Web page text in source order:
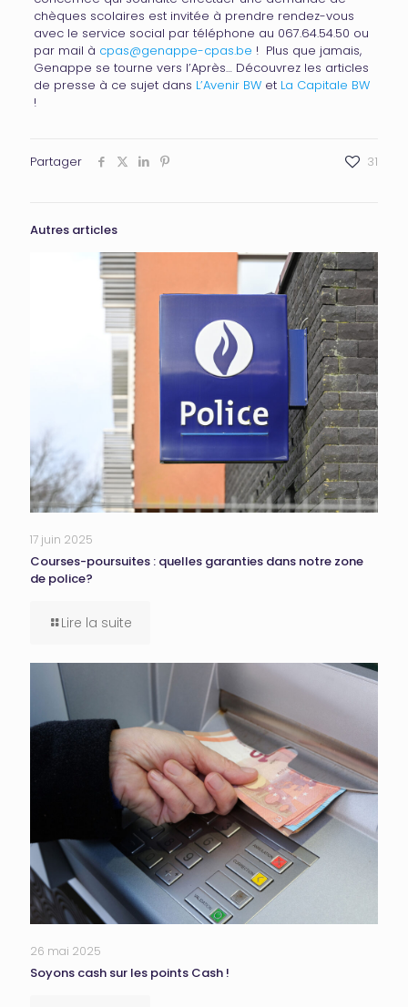
chèques scolaires est invitée à prendre rendez-vous
avec le service social par téléphone au 067.64.54.50 ou
par mail à cpas@genappe-cpas.be ! Plus que jamais,
Genappe se tourne vers l’Après… Découvrez les articles
de presse à ce sujet dans L’Avenir BWet La Capitale BW
!
Partager 31
Autres articles
17 juin 2025
Courses-poursuites : quelles garanties dans notre zone
de police?
Lire la suite
26 mai 2025
Soyons cash sur les points Cash !